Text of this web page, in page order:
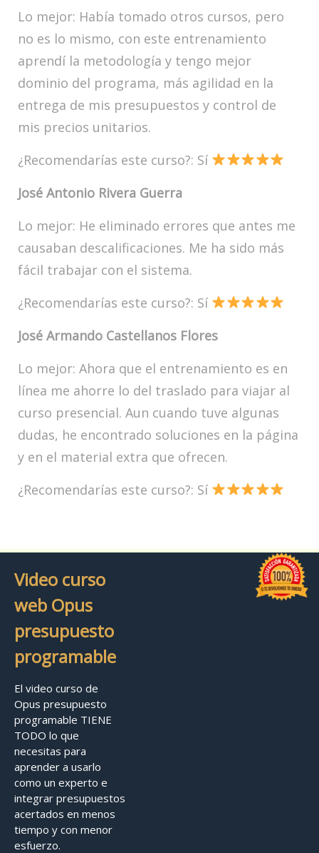
Lo mejor: Había tomado otros cursos, pero
no es lo mismo, con este entrenamiento
aprendí la metodología y tengo mejor
dominio del programa, más agilidad en la
entrega de mis presupuestos y control de
mis precios unitarios.
¿Recomendarías este curso?: Sí
José Antonio Rivera Guerra
Lo mejor: He eliminado errores que antes me
causaban descalificaciones. Me ha sido más
fácil trabajar con el sistema.
¿Recomendarías este curso?: Sí
José Armando Castellanos Flores
Lo mejor: Ahora que el entrenamiento es en
línea me ahorre lo del traslado para viajar al
curso presencial. Aun cuando tuve algunas
dudas, he encontrado soluciones en la página
y en el material extra que ofrecen.
¿Recomendarías este curso?: Sí
Video curso
web Opus
presupuesto
programable
El video curso de
Opus presupuesto
programable TIENE
TODO lo que
necesitas para
aprender a usarlo
como un experto e
integrar presupuestos
acertados en menos
tiempo y con menor
esfuerzo.